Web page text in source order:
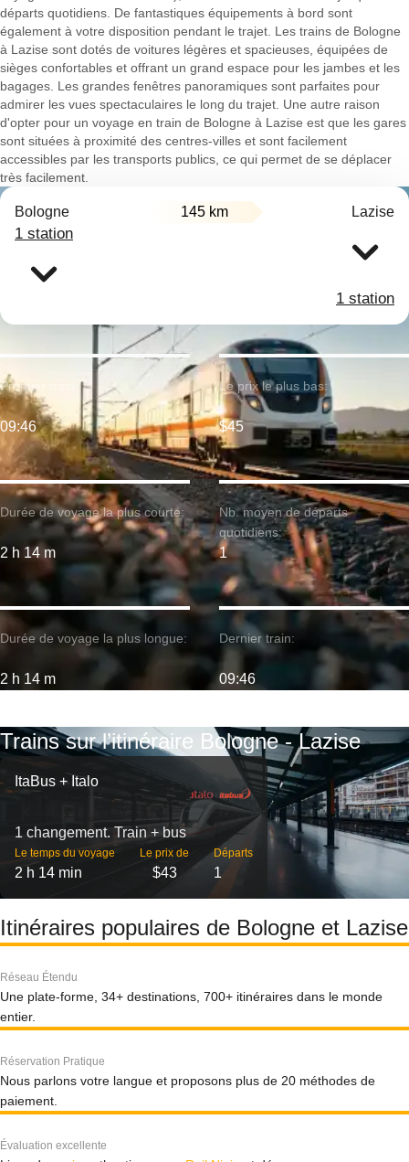
départs quotidiens. De fantastiques équipements à bord sont
également à votre disposition pendant le trajet. Les trains de Bologne
à Lazise sont dotés de voitures légères et spacieuses, équipées de
sièges confortables et offrant un grand espace pour les jambes et les
bagages. Les grandes fenêtres panoramiques sont parfaites pour
admirer les vues spectaculaires le long du trajet. Une autre raison
d'opter pour un voyage en train de Bologne à Lazise est que les gares
sont situées à proximité des centres-villes et sont facilement
accessibles par les transports publics, ce qui permet de se déplacer
très facilement.
Bologne 145 km Lazise
1 station
1 station
Durée de voyage la plus courte:
2 h 14 m
Premier train:
09:46
Durée de voyage la plus longue:
2 h 14 m
Le prix le plus bas:
$45
Nb. moyen de départs
quotidiens:
1
Dernier train:
09:46
Trains sur l’itinéraire Bologne - Lazise
ItaBus + Italo
1 changement. Train + bus
Le temps du voyage
2 h 14 min
Le prix de
$43
Départs
1
Itinéraires populaires de Bologne et Lazise
Réseau Étendu
Une plate-forme, 34+ destinations, 700+ itinéraires dans le monde
entier.
Réservation Pratique
Nous parlons votre langue et proposons plus de 20 méthodes de
paiement.
Évaluation excellente